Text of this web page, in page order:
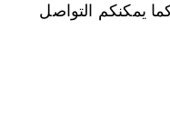
يمكنكم التواصل